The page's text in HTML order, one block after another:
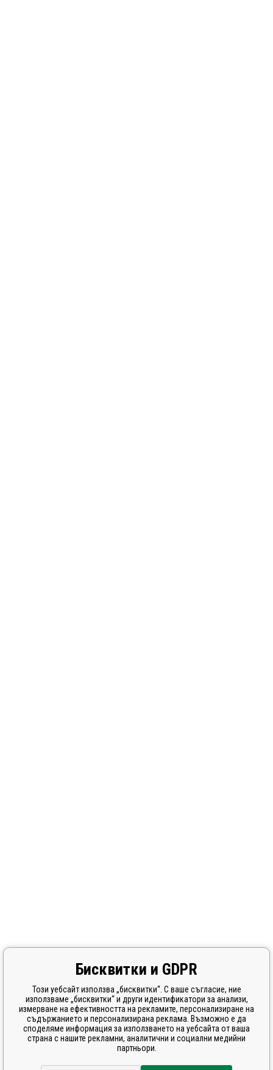
Бисквитки и GDPR
Този уебсайт използва „бисквитки“. С ваше съгласие, ние
използваме „бисквитки“ и други идентификатори за анализи,
измерване на ефективността на рекламите, персонализиране на
съдържанието и персонализирана реклама. Възможно е да
споделяме информация за използването на уебсайта от ваша
страна с нашите рекламни, аналитични и социални медийни
партньори.